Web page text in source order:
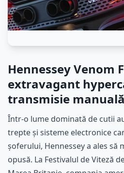
Hennessey Venom
extravagant
transmisie
Într-o lume dominată de cutii
trepte și sisteme electronice
șoferului, Hennessey a ales să
opusă. La Festivalul de Viteză